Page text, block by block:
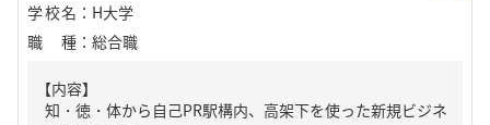
学校名 ： H大学
職種 ： 総合職
【内容】
知・徳・体から自己PR駅構内、高架下を使った新規ビジネ